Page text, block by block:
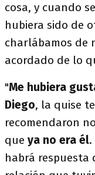
cosa, y cuando
hubiera sido de
charlábamos de
acordado de lo
"Me hubiera
Diego, la quise
recomendaron
que ya no era él
habrá respuesta